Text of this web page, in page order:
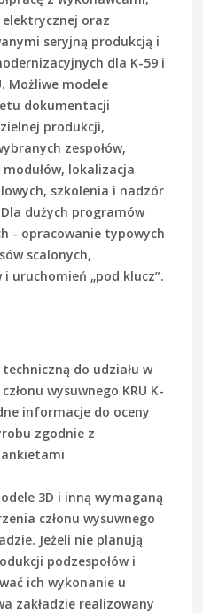
oraz
seryjną produkcją i
dla K-59 i
Możliwe modele
dokumentacji
produkcji,
zespołów,
lokalizacja
szkolenia i nadzór
dużych programów
- opracowanie typowych
scalonych,
uruchomień „pod klucz”.
do udziału w
wysuwnego KRU K-
informacje do oceny
zgodnie z
3D i inną wymaganą
członu wysuwnego
Jeżeli nie planują
podzespołów i
ich wykonanie u
zakładzie realizowany